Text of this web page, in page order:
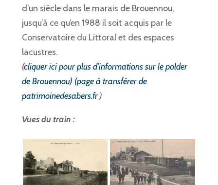
d’un siècle dans le marais de Brouennou,
jusqu’à ce qu’en 1988 il soit acquis par le
Conservatoire du Littoral et des espaces
lacustres.
(cliquer ici pour plus d’informations sur le polder
de Brouennou) (page à transférer de
patrimoinedesabers.fr)
Vues du train :